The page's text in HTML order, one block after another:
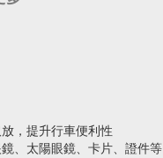
，提升行車便利性
、太陽眼鏡、卡片、證件等